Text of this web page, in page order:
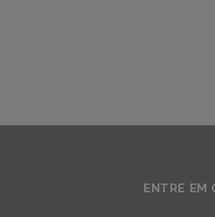
ENTRE EM